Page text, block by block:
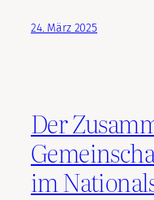
24. März 2025
Der
im